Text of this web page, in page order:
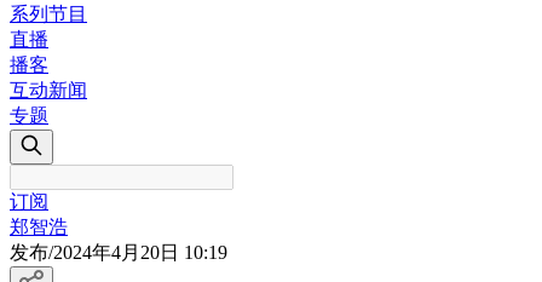
系列节目
直播
播客
互动新闻
专题
订阅
郑智浩
发布/2024年4月20日 10:19